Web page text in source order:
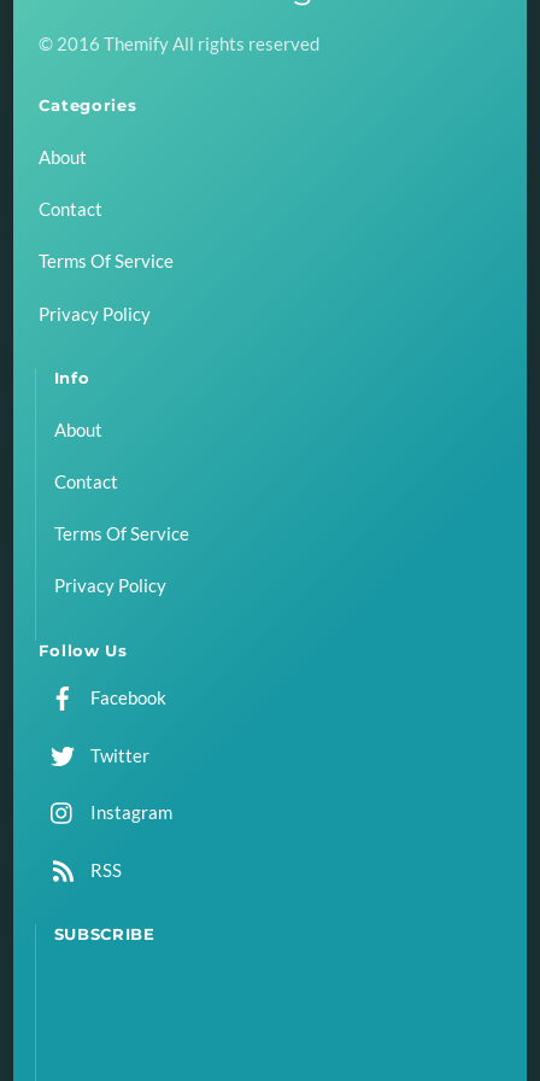
Top
© 2016 Themify All rights reserved
Categories
About
Contact
Terms Of Service
Privacy Policy
Info
About
Contact
Terms Of Service
Privacy Policy
Follow Us
Facebook
Twitter
Instagram
RSS
SUBSCRIBE